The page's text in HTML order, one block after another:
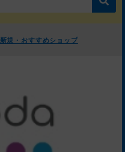
新規・おすすめショップ